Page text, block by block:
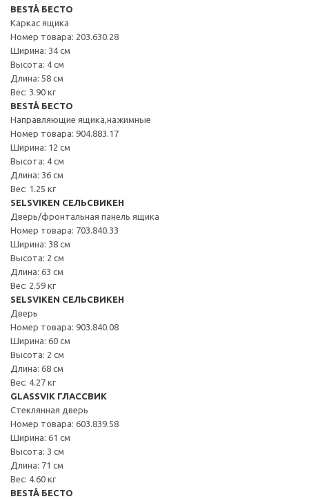
BESTÅ БЕСТО
Каркас ящика
Номер товара: 203.630.28
Ширина: 34 см
Высота: 4 см
Длина: 58 см
Вес: 3.90 кг
BESTÅ БЕСТО
Направляющие ящика,нажимные
Номер товара: 904.883.17
Ширина: 12 см
Высота: 4 см
Длина: 36 см
Вес: 1.25 кг
SELSVIKEN СЕЛЬСВИКЕН
Дверь/фронтальная панель ящика
Номер товара: 703.840.33
Ширина: 38 см
Высота: 2 см
Длина: 63 см
Вес: 2.59 кг
SELSVIKEN СЕЛЬСВИКЕН
Дверь
Номер товара: 903.840.08
Ширина: 60 см
Высота: 2 см
Длина: 68 см
Вес: 4.27 кг
GLASSVIK ГЛАССВИК
Стеклянная дверь
Номер товара: 603.839.58
Ширина: 61 см
Высота: 3 см
Длина: 71 см
Вес: 4.60 кг
BESTÅ БЕСТО